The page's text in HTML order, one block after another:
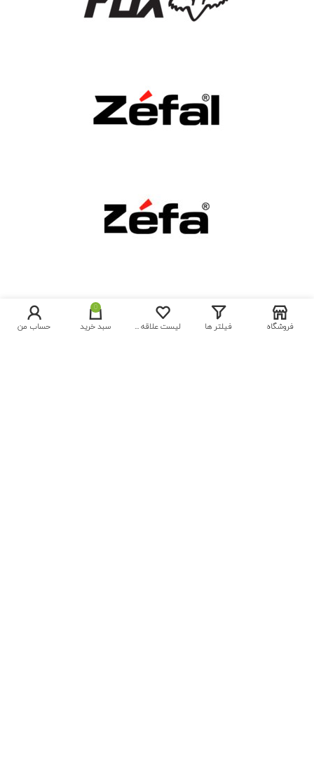
فروشگاه فیلتر ها لیست علاقه مندی ها
0
سبد خرید حساب من